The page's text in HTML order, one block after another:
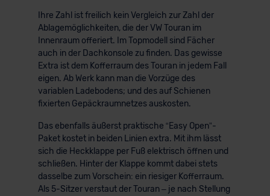
Ihre Zahl ist freilich kein Vergleich zur Zahl der
Ablagemöglichkeiten, die der VW Touran im
Innenraum offeriert. Im Topmodell sind Fächer
auch in der Dachkonsole zu finden. Das gewisse
Extra ist dem Kofferraum des Touran in jedem Fall
eigen. Ab Werk kann man die Vorzüge des
variablen Ladebodens; und des auf Schienen
fixierten Gepäckraumnetzes auskosten.
Das ebenfalls äußerst praktische “Easy Open”-
Paket kostet in beiden Linien extra. Mit ihm lässt
sich die Heckklappe per Fuß elektrisch öffnen und
schließen. Hinter der Klappe kommt dabei stets
dasselbe zum Vorschein: ein riesiger Kofferraum.
Als 5-Sitzer verstaut der Touran – je nach Stellung